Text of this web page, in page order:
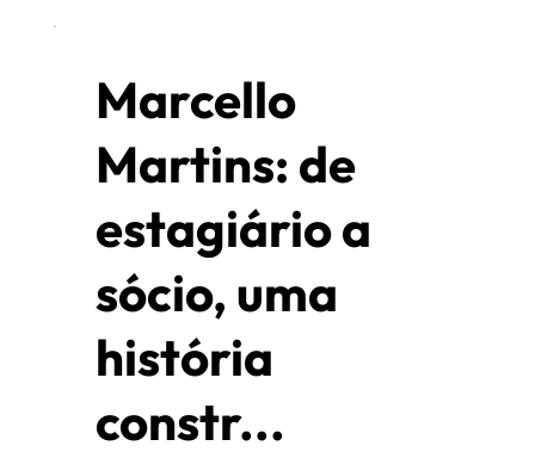
Marcello
Martins: de
estagiário a
sócio, uma
história
constr...